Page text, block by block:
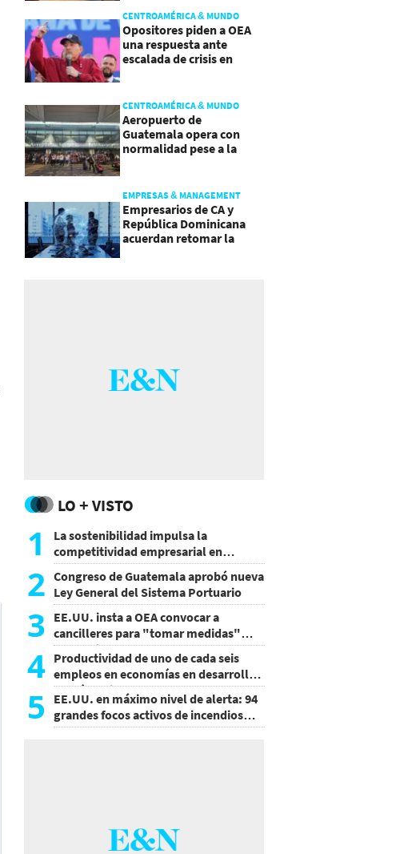
CENTROAMÉRICA & MUNDO
Opositores piden a OEA
una respuesta ante
escalada de crisis en
CENTROAMÉRICA & MUNDO
Aeropuerto de
Guatemala opera con
normalidad pese a la
EMPRESAS & MANAGEMENT
Empresarios de CA y
República Dominicana
acuerdan retomar la
LO + VISTO
1
La sostenibilidad impulsa la
competitividad empresarial en
Guatemala
2 Congreso de Guatemala aprobó nueva
Ley General del Sistema Portuario
3 EE.UU. insta a OEA convocar a
cancilleres para "tomar medidas"
sobre Nicaragua
4 Productividad de uno de cada seis
empleos en economías en desarrollo
podría mejorar por la IA
5
EE.UU. en máximo nivel de alerta: 94
grandes focos activos de incendios
forestales